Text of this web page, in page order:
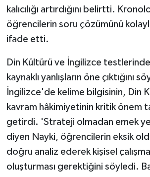
kalıcılığı artırdığını belirtti.
öğrencilerin soru çözümünü
ifade etti.
Din Kültürü ve İngilizce
kaynaklı yanlışların öne çıktığını
İngilizce'de kelime bilgisinin, Din
kavram hâkimiyetinin kritik önem
getirdi. 'Strateji olmadan emek
diyen Nayki, öğrencilerin eksik
doğru analiz ederek kişisel çalışma
oluşturması gerektiğini söyledi.